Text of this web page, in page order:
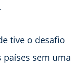
tive o desafio
sem uma